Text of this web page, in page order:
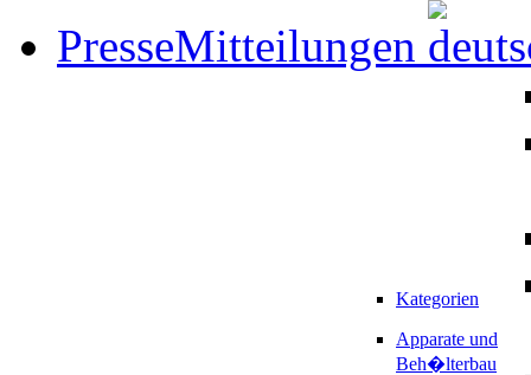
PresseMitteilungen
Kategorien
Apparate und
Beh�lterbau